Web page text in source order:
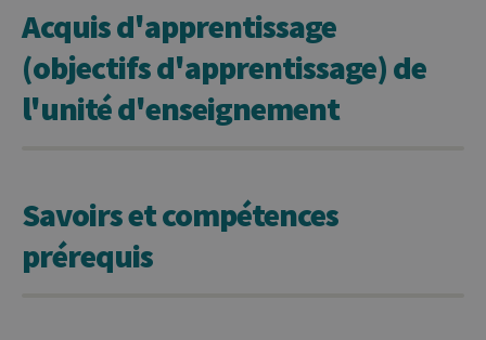
Acquis d'apprentissage
(objectifs d'apprentissage) de
l'unité d'enseignement
Savoirs et compétences
prérequis